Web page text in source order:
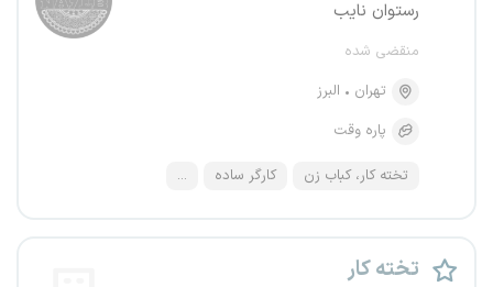
رستوان نایب
منقضی شده
تهران
البرز
پاره وقت
تخته کار، کباب زن کارگر ساده ...
تخته کار